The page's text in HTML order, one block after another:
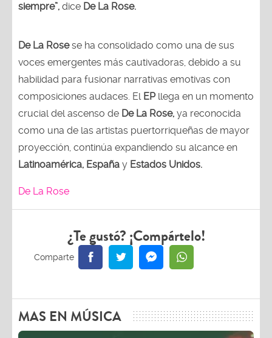
siempre”, dice De La Rose.
De La Rosese ha consolidado como una de sus
voces emergentes más cautivadoras, debido a su
habilidad para fusionar narrativas emotivas con
composiciones audaces. El EPllega en un momento
crucial del ascenso de De La Rose, ya reconocida
como una de las artistas puertorriqueñas de mayor
proyección, continúa expandiendo su alcance en
Latinoamérica, España y Estados Unidos.
De La Rose
¿Te gustó? ¡Compártelo!
MAS EN MÚSICA